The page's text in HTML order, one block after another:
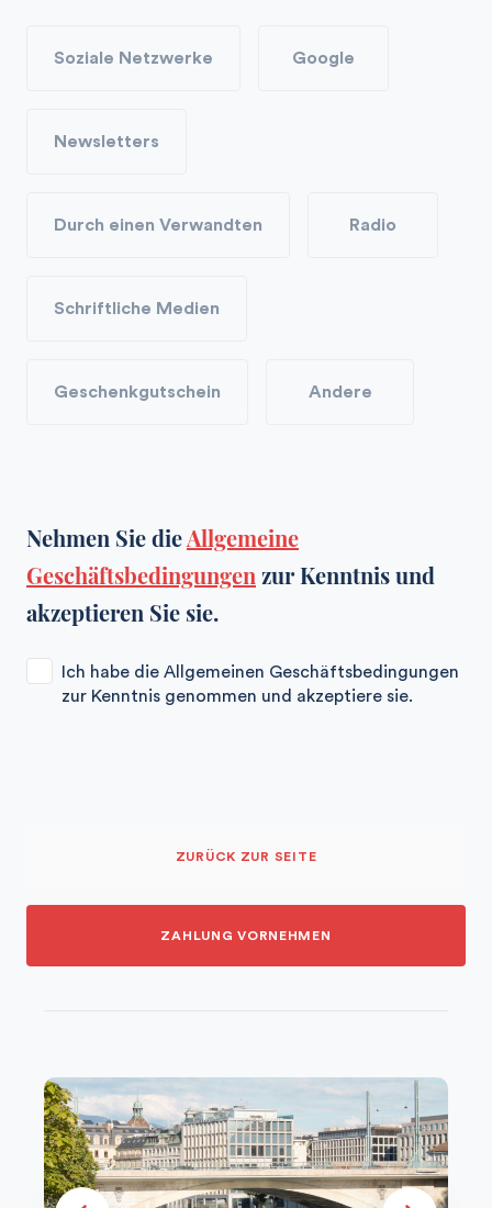
Soziale Netzwerke Google
Newsletters
Durch einen Verwandten Radio
Schriftliche Medien
Geschenkgutschein Andere
Nehmen Sie dieAllgemeine
Geschäftsbedingungen zur Kenntnis und
akzeptieren Sie sie.
Ich habe die Allgemeinen Geschäftsbedingungen
zur Kenntnis genommen und akzeptiere sie.
ZURÜCK ZUR SEITE
ZAHLUNG VORNEHMEN